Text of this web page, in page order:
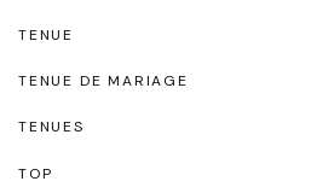
TENUE
TENUE DE MARIAGE
TENUES
TOP